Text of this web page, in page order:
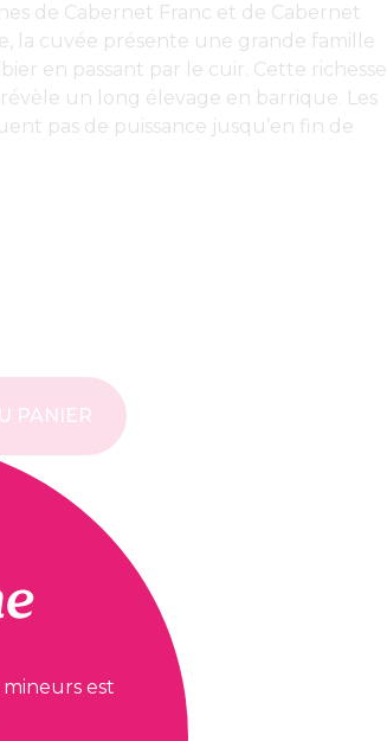
de Cabernet Franc et de Cabernet
la cuvée présente une grande famille
en passant par le cuir. Cette richesse
un long élevage en barrique. Les
pas de puissance jusqu’en fin de
PANIER
mineurs est